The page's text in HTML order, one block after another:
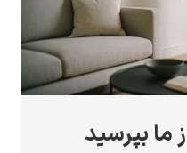
ما بپرسید